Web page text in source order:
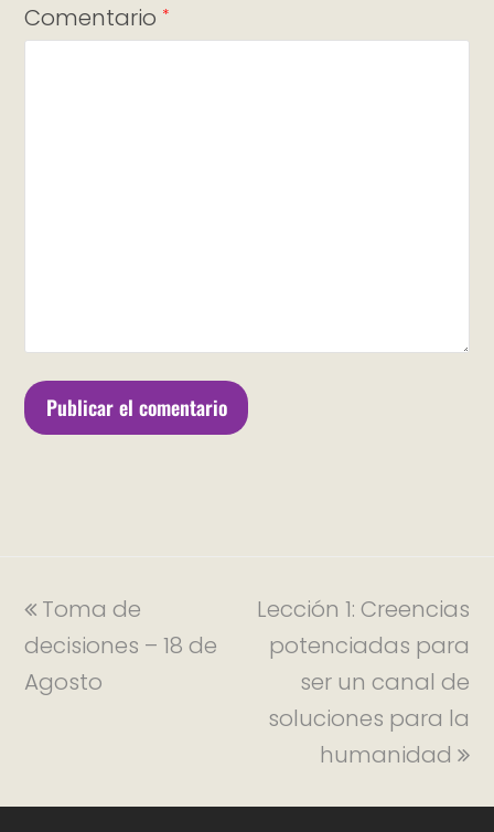
Comentario *
Toma de
decisiones – 18 de
Agosto
Lección 1: Creencias
potenciadas para
ser un canal de
soluciones para la
humanidad